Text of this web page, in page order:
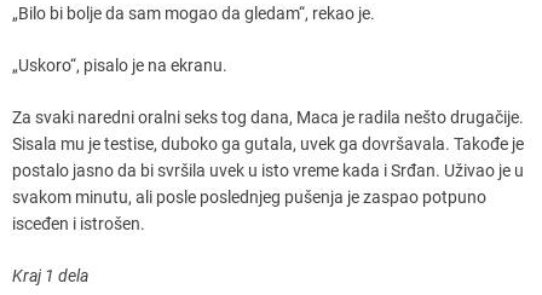
„Bilo bi bolje da sam mogao da gledam“, rekao je.
„Uskoro“, pisalo je na ekranu.
Za svaki naredni oralni seks tog dana, Maca je radila nešto drugačije.
Sisala mu je testise, duboko ga gutala, uvek ga dovršavala. Takođe je
postalo jasno da bi svršila uvek u isto vreme kada i Srđan. Uživao je u
svakom minutu, ali posle poslednjeg pušenja je zaspao potpuno
isceđen i istrošen.
Kraj 1 dela